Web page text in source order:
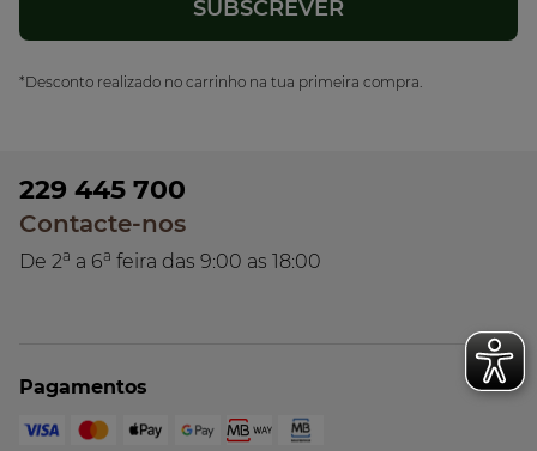
*Desconto realizado no carrinho na tua primeira compra.
229 445 700
Contacte-nos
De 2a a 6a feira das 9:00 as 18:00
Pagamentos